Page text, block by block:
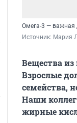
Омега-3 — важная
Источник: Мария
Вещества
Взрослые
семейства,
Наши
жирные